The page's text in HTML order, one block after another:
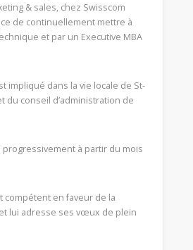
& sales, chez Swisscom
de continuellement mettre à
et par un Executive MBA
impliqué dans la vie locale de St-
du conseil d’administration de
progressivement à partir du mois
compétent en faveur de la
lui adresse ses vœux de plein